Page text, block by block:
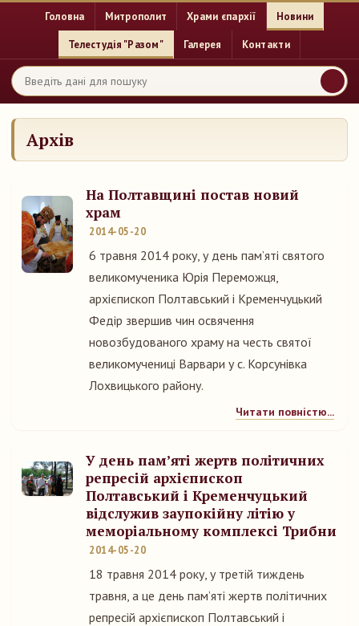
Головна Митрополит Храми єпархії Новини
Телестудія "Разом" Галерея Контакти
Архів
На Полтавщині постав новий
храм
2014-05-20
6 травня 2014 року, у день пам’яті святого
великомученика Юрія Переможця,
архієпископ Полтавський і Кременчуцький
Федір звершив чин освячення
новозбудованого храму на честь святої
великомучениці Варвари у с. Корсунівка
Лохвицького району.
Читати повністю...
У день пам’яті жертв політичних
репресій архієпископ
Полтавський і Кременчуцький
відслужив заупокійну літію у
меморіальному комплексі Трибни
2014-05-20
18 травня 2014 року, у третій тиждень
травня, а це день пам’яті жертв політичних
репресій архієпископ Полтавський і